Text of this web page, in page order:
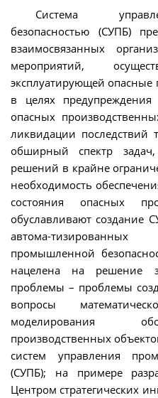
Система
безопасностью (СУПБ)
взаимосвязанных
мероприятий,
эксплуатирующей опасные
в целях
опасных
ликвидации последствий
обширный спектр
решений в крайне
необходимость
состояния опасных
обуславливают создание
автома-
промышленной
нацелена на решение
проблемы – проблемы
вопросы
моделирования
производственных
систем управления
(СУПБ); на примере
Центром стратегических